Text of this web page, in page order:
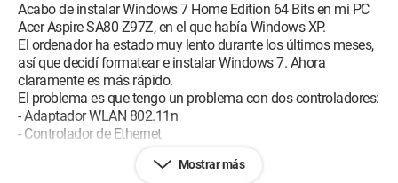
Acabo de instalar Windows 7 Home Edition 64 Bits en mi PC
Acer Aspire SA80 Z97Z, en el que había Windows XP.
El ordenador ha estado muy lento durante los últimos meses,
así que decidí formatear e instalar Windows 7. Ahora
claramente es más rápido.
El problema es que tengo un problema con dos controladores:
- Adaptador WLAN 802.11n
- Controlador de Ethernet
He probado diferentes métodos que encontré en Internet,
Mostrar más